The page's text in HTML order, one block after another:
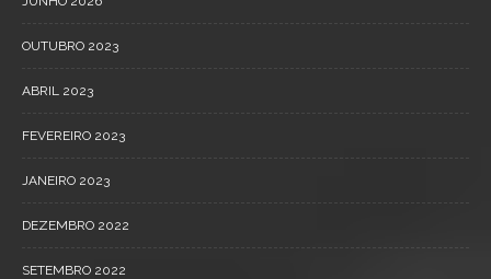
OUTUBRO 2023
ABRIL 2023
FEVEREIRO 2023
JANEIRO 2023
DEZEMBRO 2022
SETEMBRO 2022